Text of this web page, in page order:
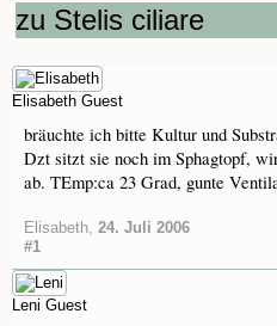
zu Stelis ciliare
Elisabeth Guest
bräuchte ich bitte Kultur und
Dzt sitzt sie noch im Sphagtopf,
ab. TEmp:ca 23 Grad, gunte
Elisabeth, 24. Juli 2006
#1
Leni Guest